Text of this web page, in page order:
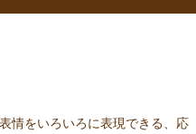
情をいろいろに表現できる、応